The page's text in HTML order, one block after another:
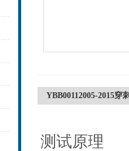
YBB00112005-2015穿
测试原理